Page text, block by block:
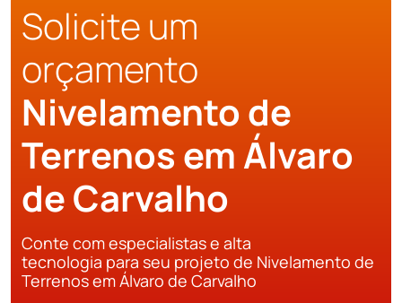
Solicite um
orçamento
Nivelamento de
Terrenos em Álvaro
de Carvalho
Conte com especialistas e alta
tecnologia para seu projeto de Nivelamento de
Terrenos em Álvaro de Carvalho